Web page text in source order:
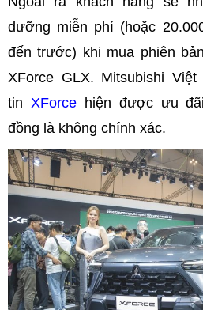
dưỡng miễn phí (hoặc
đến trước) khi mua phiên
XForce GLX. Mitsubishi
tin XForcehiện được ưu
đồng là không chính xác.